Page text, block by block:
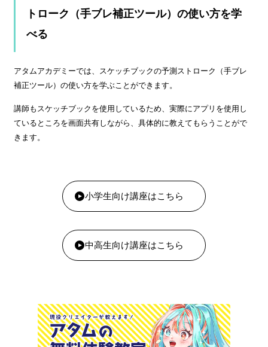
トローク（手ブレ補正ツール）の使い方を学
べる
アタムアカデミーでは、スケッチブックの予測ストローク（手ブレ
補正ツール）の使い方を学ぶことができます。
講師もスケッチブックを使用しているため、実際にアプリを使用し
ているところを画面共有しながら、具体的に教えてもらうことがで
きます。
小学生向け講座はこちら
中高生向け講座はこちら